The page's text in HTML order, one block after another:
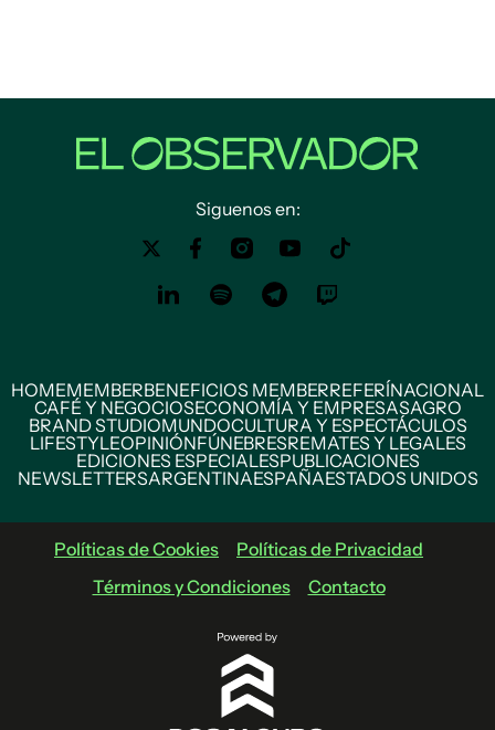
Siguenos en:
HOMEMEMBERBENEFICIOS MEMBERREFERÍNACIONAL
CAFÉ Y NEGOCIOSECONOMÍA Y EMPRESASAGRO
BRAND STUDIOMUNDOCULTURA Y ESPECTÁCULOS
LIFESTYLEOPINIÓNFÚNEBRESREMATES Y LEGALES
EDICIONES ESPECIALESPUBLICACIONES
NEWSLETTERSARGENTINAESPAÑAESTADOS UNIDOS
Políticas de Cookies
Políticas de Privacidad
Términos y Condiciones
Contacto